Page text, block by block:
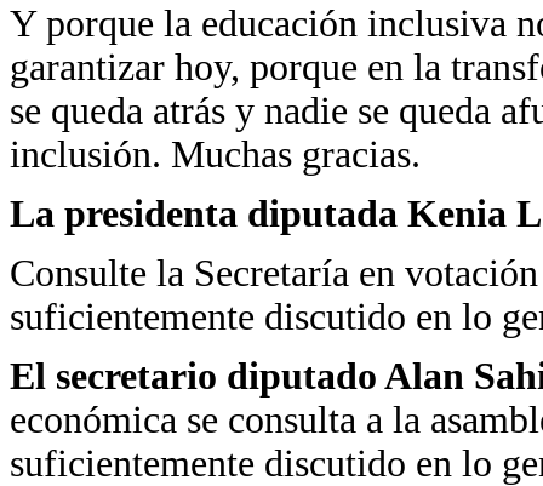
Y porque la educación inclusiva
garantizar hoy, porque en la
se queda atrás y nadie se queda
inclusión. Muchas gracias.
La presidenta diputada Kenia
Consulte la Secretaría en
suficientemente discutido en lo
El secretario diputado Alan
económica se consulta a la
suficientemente discutido en lo